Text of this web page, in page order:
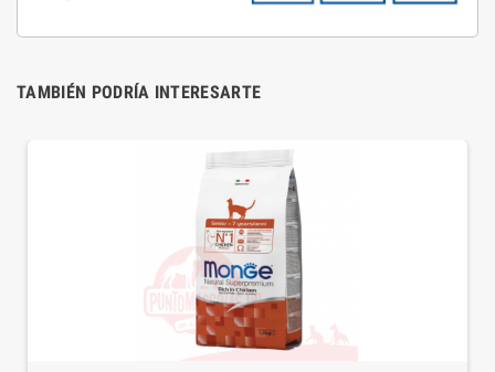
TAMBIÉN PODRÍA INTERESARTE